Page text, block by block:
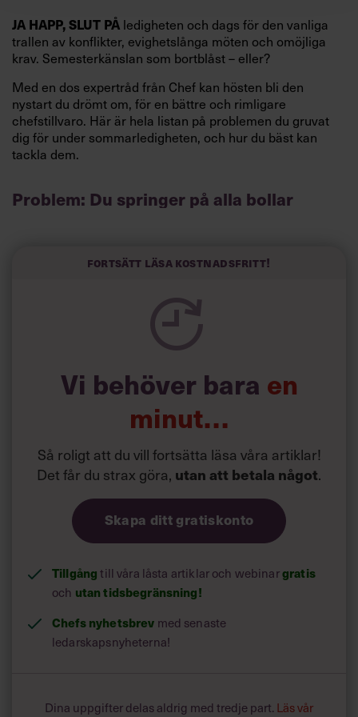
JA HAPP, SLUT PÅ ledigheten och dags för den vanliga
trallen av konflikter, evighetslånga möten och omöjliga
krav. Semesterkänslan som bortblåst – eller?
Med en dos expertråd från Chef kan hösten bli den
nystart du drömt om, för en bättre och rimligare
chefstillvaro. Här är hela listan på problemen du gruvat
dig för under sommarledigheten, och hur du bäst kan
tackla dem.
Problem: Du springer på alla bollar
att du jobbar. Problemet är bara att den inställningen gör
inte lyckas koncentrera dig på någonting alls när du
springer på alla bollar och försöker sätta dig in i precis
Fortsätt läsa kostnadsfritt!
Vi behöver bara en
minut…
Så roligt att du vill fortsätta läsa våra artiklar!
Det får du strax göra, utan att betala något.
Skapa ditt gratiskonto
Tillgångtill våra låsta artiklar och webinargratis
och utan tidsbegränsning!
Chefs nyhetsbrev med senaste
ledarskapsnyheterna!
Dina uppgifter delas aldrig med tredje part. Läs vår